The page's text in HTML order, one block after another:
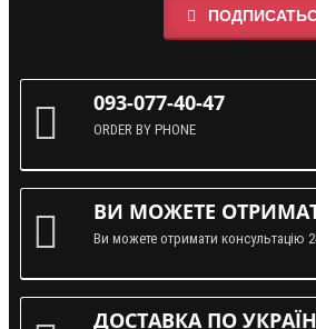
093-077-40-47
ORDER BY PHONE
ВИ МОЖЕТЕ
Ви можете отримати консультацію
ДОСТАВКА ПО